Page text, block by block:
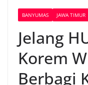
BANYUMAS JAWA TIMUR
Jelang
Korem
Berbagi